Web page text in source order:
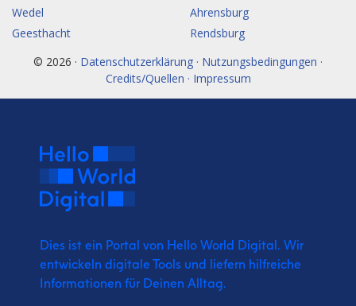
Wedel
Ahrensburg
Geesthacht
Rendsburg
© 2026 · Datenschutzerklärung · Nutzungsbedingungen ·
Credits/Quellen · Impressum
Dies ist ein Portal von Hello World Digital. Wir
entwickeln digitale Tools und liefern hilfreiche
Informationen für Deinen Alltag.